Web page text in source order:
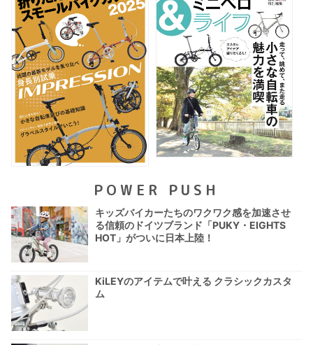
POWER PUSH
キッズバイカーたちのワクワク感を加速させ
る信頼のドイツブランド「PUKY・EIGHTS
HOT」がついに日本上陸！
KiLEYのアイテムで叶える クラシックカスタ
ム